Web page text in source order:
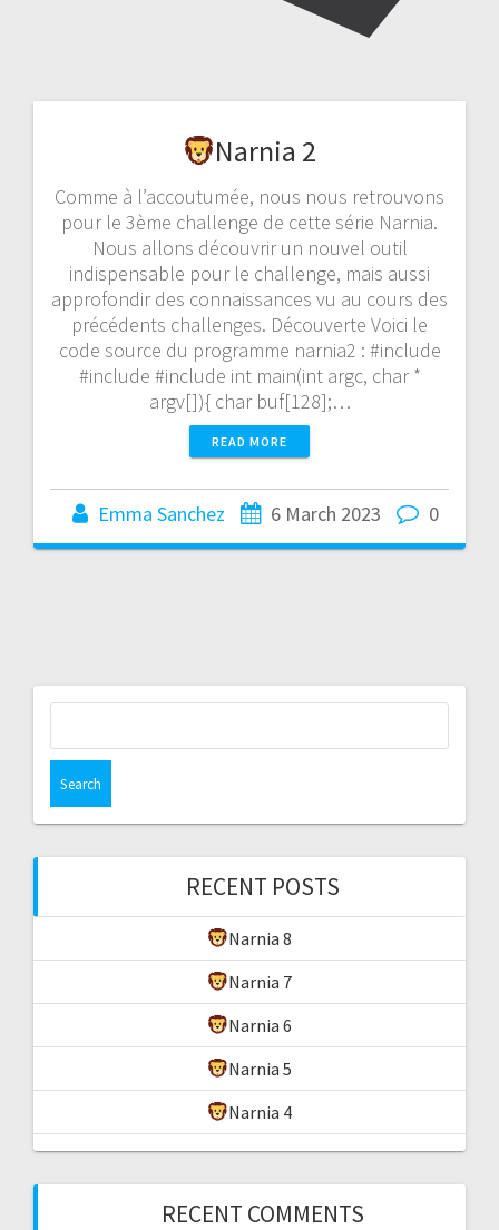
Narnia 2
Comme à l’accoutumée, nous nous retrouvons
pour le 3ème challenge de cette série Narnia.
Nous allons découvrir un nouvel outil
indispensable pour le challenge, mais aussi
approfondir des connaissances vu au cours des
précédents challenges. Découverte Voici le
code source du programme narnia2 : #include
#include #include int main(int argc, char *
argv[]){ char buf[128];…
READ MORE
Emma Sanchez 6 March 2023 0
RECENT POSTS
Narnia 8
Narnia 7
Narnia 6
Narnia 5
Narnia 4
RECENT COMMENTS